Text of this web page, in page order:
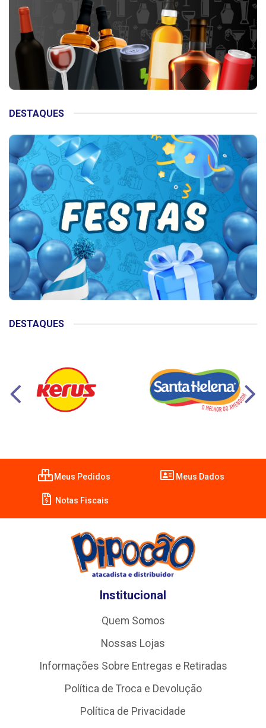
DESTAQUES
DESTAQUES
Meus Pedidos Meus Dados
Notas Fiscais
Institucional
Quem Somos
Nossas Lojas
Informações Sobre Entregas e Retiradas
Política de Troca e Devolução
Política de Privacidade